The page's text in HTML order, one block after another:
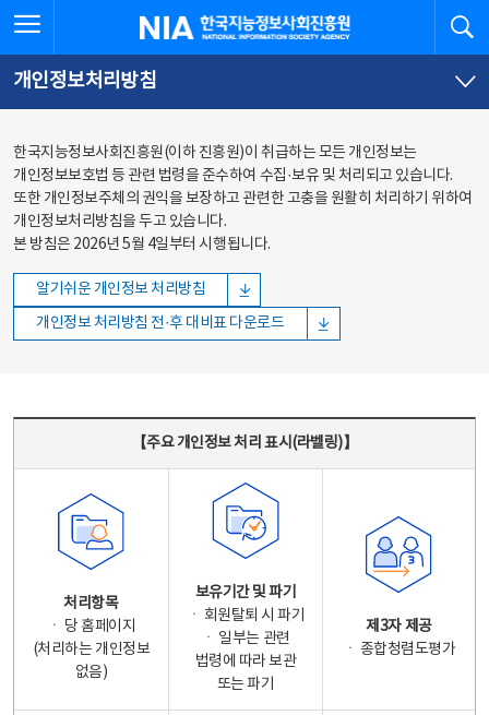
바로가기
바로가기
한국지능정보사회진흥원
개인정보처리방침
한국지능정보사회진흥원(이하 진흥원)이 취급하는 모든 개인정보는
개인정보보호법 등 관련 법령을 준수하여 수집·보유 및 처리되고 있습니다.
또한 개인정보주체의 권익을 보장하고 관련한 고충을 원활히 처리하기 위하여
개인정보처리방침을 두고 있습니다.
본 방침은 2026년 5월 4일부터 시행됩니다.
알기쉬운 개인정보 처리방침
개인정보 처리방침 전·후 대비표 다운로드
【주요 개인정보 처리 표시(라벨링)】
처리항목
ㆍ 당 홈페이지
(처리하는 개인정보
없음)
보유기간 및 파기
ㆍ 회원탈퇴 시 파기
ㆍ 일부는 관련
법령에 따라 보관
또는 파기
제3자 제공
ㆍ 종합청렴도평가